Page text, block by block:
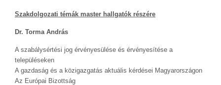
Szakdolgozati témák master hallgatók részére
Dr. Torma András
A szabálysértési jog érvényesülése és érvényesítése a
településeken
A gazdaság és a közigazgatás aktuális kérdései Magyarországon
Az Európai Bizottság